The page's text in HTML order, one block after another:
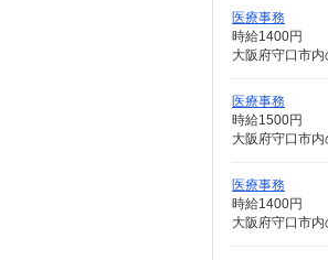
医療事務
時給1400円
大阪府守口市内
医療事務
時給1500円
大阪府守口市内
医療事務
時給1400円
大阪府守口市内